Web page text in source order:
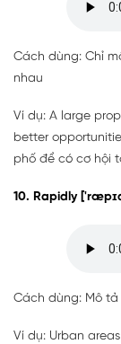
Cách dùng: Chỉ
nhau
Ví dụ: A large
better
phố để có cơ hội
10. Rapidly
Cách dùng: Mô
Ví dụ: Urban